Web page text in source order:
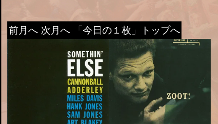
前月へ 次月へ 「今日の１枚」トップへ